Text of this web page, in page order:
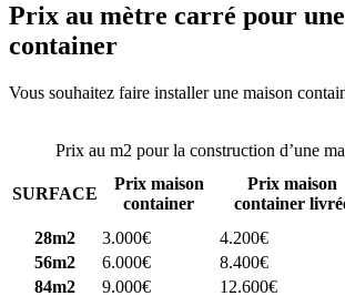
Prix au mètre carré pour
container
Vous souhaitez faire installer une maison
Prix au m2 pour la construction d’une
SURFACE
Prix maison
container
Prix maison
container
28m2
3.000€ 4.200€
56m2
6.000€ 8.400€
84m2
9.000€ 12.600€